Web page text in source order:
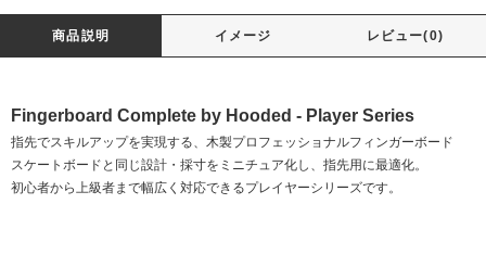
商品説明 イメージ レビュー(0)
Fingerboard Complete by Hooded - Player Series
指先でスキルアップを実現する、木製プロフェッショナルフィンガーボード
スケートボードと同じ設計・採寸をミニチュア化し、指先用に最適化。
初心者から上級者まで幅広く対応できるプレイヤーシリーズです。